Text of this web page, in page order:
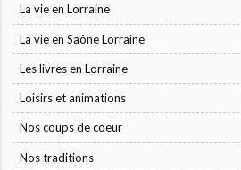
La vie en Lorraine
La vie en Saône Lorraine
Les livres en Lorraine
Loisirs et animations
Nos coups de coeur
Nos traditions